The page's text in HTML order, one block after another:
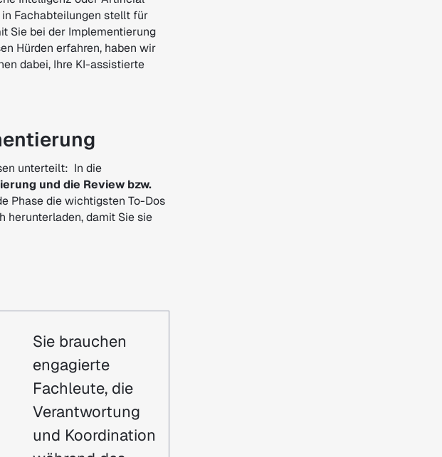
Fachabteilungen stellt für
Sie bei der Implementierung
Hürden erfahren, haben wir
dabei, Ihre KI-assistierte
unterteilt: In die
und die Review bzw.
Phase die wichtigsten To-Dos
herunterladen, damit Sie sie
Sie brauchen
engagierte
Fachleute, die
Verantwortung
und Koordination